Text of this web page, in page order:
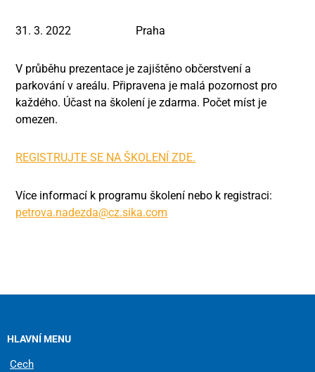
31. 3. 2022 Praha
V průběhu prezentace je zajištěno občerstvení a
parkování v areálu. Připravena je malá pozornost pro
každého. Účast na školení je zdarma. Počet míst je
omezen.
REGISTRUJTE SE NA ŠKOLENÍ ZDE.
Více informací k programu školení nebo k registraci:
petrova.nadezda@cz.sika.com
HLAVNÍ MENU
Cech